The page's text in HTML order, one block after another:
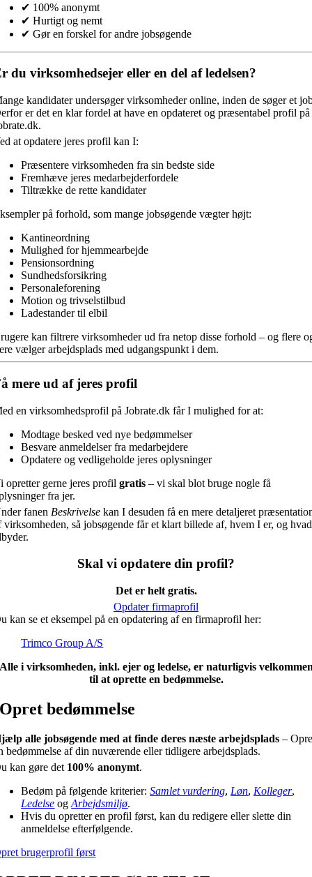
✔ 100% anonymt
✔ Hurtigt og nemt
✔ Gør en forskel for andre jobsøgende
du virksomhedsejer eller en del af ledelsen?
kandidater undersøger virksomheder online, inden de søger et
er det en klar fordel at have en opdateret og præsentabel profil på
at opdatere jeres profil kan I:
Præsentere virksomheden fra sin bedste side
Fremhæve jeres medarbejderfordele
Tiltrække de rette kandidater
på forhold, som mange jobsøgende vægter højt:
Kantineordning
Mulighed for hjemmearbejde
Pensionsordning
Sundhedsforsikring
Personaleforening
Motion og trivselstilbud
Ladestander til elbil
kan filtrere virksomheder ud fra netop disse forhold – og flere
vælger arbejdsplads med udgangspunkt i dem.
mere ud af jeres profil
en virksomhedsprofil på Jobrate.dk får I mulighed for at:
Modtage besked ved nye bedømmelser
Besvare anmeldelser fra medarbejdere
Opdatere og vedligeholde jeres oplysninger
opretter gerne jeres profilgratis – vi skal blot bruge nogle få
fra jer.
fanen Beskrivelse kan I desuden få en mere detaljeret
virksomheden, så jobsøgende får et klart billede af, hvem I er, og
Skal vi opdatere din profil?
Det er helt gratis.
Opdater firmaprofil
kan se et eksempel på en opdatering af en firmaprofil her:
Trimco Group A/S
i virksomheden, inkl. ejer og ledelse, er naturligvis
til at oprette en bedømmelse.
Opret bedømmelse
alle jobsøgende med at finde deres næste arbejdsplads –
bedømmelse af din nuværende eller tidligere arbejdsplads.
kan gøre det 100% anonymt.
Bedøm på følgende kriterier:Samlet vurdering, Løn, Kolleger,
Ledelse ogArbejdsmiljø.
Hvis du opretter en profil først, kan du redigere eller slette din
anmeldelse efterfølgende.
brugerprofil først